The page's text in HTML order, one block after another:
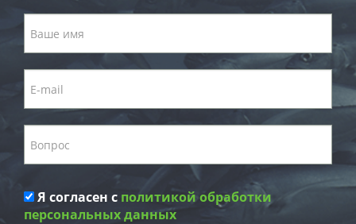
Я согласен с политикой обработки
персональных данных